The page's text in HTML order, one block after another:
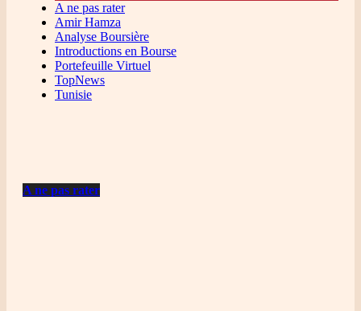
A ne pas rater
Amir Hamza
Analyse Boursière
Introductions en Bourse
Portefeuille Virtuel
TopNews
Tunisie
A ne pas rater